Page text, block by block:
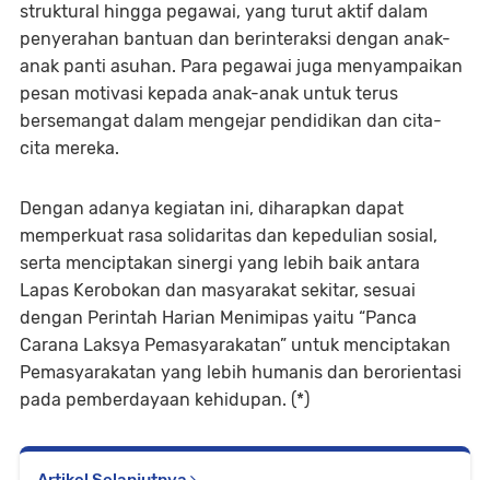
struktural hingga pegawai, yang turut aktif dalam
penyerahan bantuan dan berinteraksi dengan anak-
anak panti asuhan. Para pegawai juga menyampaikan
pesan motivasi kepada anak-anak untuk terus
bersemangat dalam mengejar pendidikan dan cita-
cita mereka.
Dengan adanya kegiatan ini, diharapkan dapat
memperkuat rasa solidaritas dan kepedulian sosial,
serta menciptakan sinergi yang lebih baik antara
Lapas Kerobokan dan masyarakat sekitar, sesuai
dengan Perintah Harian Menimipas yaitu “Panca
Carana Laksya Pemasyarakatan” untuk menciptakan
Pemasyarakatan yang lebih humanis dan berorientasi
pada pemberdayaan kehidupan. (*)